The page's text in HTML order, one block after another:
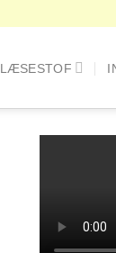
LÆSESTOF